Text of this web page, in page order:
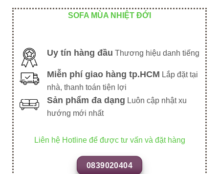
SOFA MÙA NHIỆT ĐỚI
Uy tín hàng đầu Thương hiệu danh tiếng
Miễn phí giao hàng tp.HCM Lắp đặt tại
nhà, thanh toán tiện lợi
Sản phẩm đa dạng Luôn cập nhật xu
hướng mới nhất
Liên hệ Hotline để được tư vấn và đặt hàng
0839020404